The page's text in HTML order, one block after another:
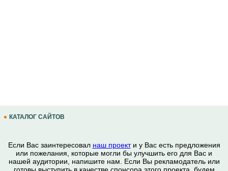
КАТАЛОГ САЙТОВ
Если Вас заинтересовал наш проекти у Вас есть предложения
или пожелания, которые могли бы улучшить его для Вас и
нашей аудитории, напишите нам. Если Вы рекламодатель или